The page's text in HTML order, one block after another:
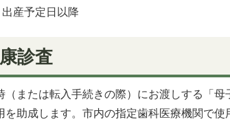
産予定日以降
診査
（または転入手続きの際）にお渡しする「
助成します。市内の指定歯科医療機関で使